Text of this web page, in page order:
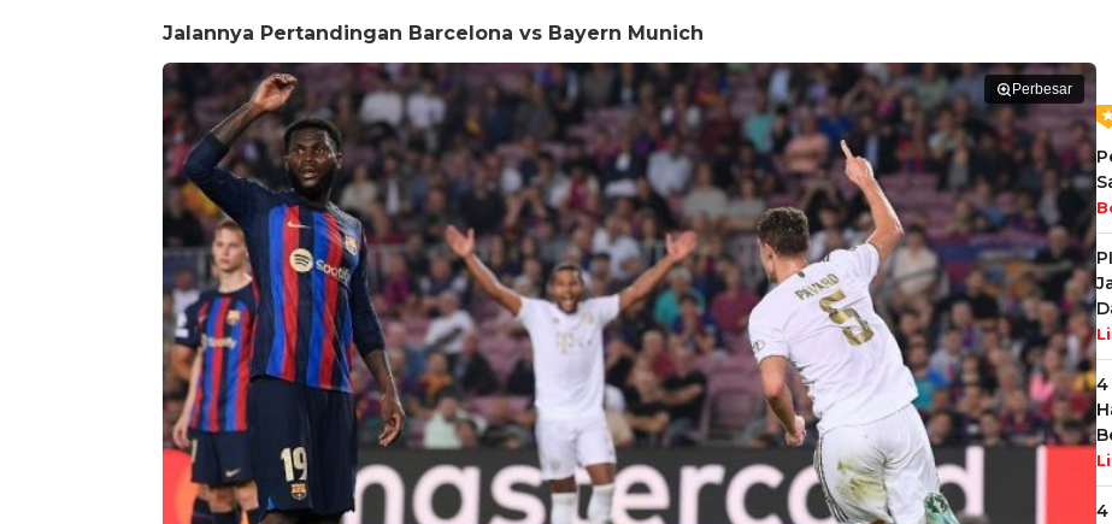
Jalannya Pertandingan Barcelona vs Bayern Munich
Perbesar
4
4